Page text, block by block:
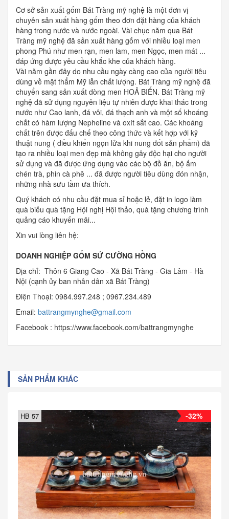
Cơ sở sản xuất gốm Bát Tràng mỹ nghệ là một đơn vị
chuyên sản xuất hàng gốm theo đơn đặt hàng của khách
hàng trong nước và nước ngoài. Vài chục năm qua Bát
Tràng mỹ nghệ đã sản xuất hàng gốm với nhiều loại men
phong Phú như men rạn, men lam, men Ngọc, men mát ...
đáp ứng được yêu cầu khắc khe của khách hàng.
Vài năm gần đây do nhu cầu ngày càng cao của người tiêu
dùng về mặt thẩm Mỹ lẫn chất lượng. Bát Tràng mỹ nghệ đã
chuyển sang sản xuất dòng men HOẢ BIẾN. Bát Tràng mỹ
nghệ đã sử dụng nguyên liệu tự nhiên được khai thác trong
nước như Cao lanh, đá vôi, đá thạch anh và một số khoáng
chất có hàm lượng Nepheline và oxít sắt cao. Các khoáng
chất trên được đấu chế theo công thức và kết hợp với kỹ
thuật nung ( điều khiển ngọn lửa khi nung đốt sản phẩm) đã
tạo ra nhiều loại men đẹp mà không gây độc hại cho người
sử dụng và đã được ứng dụng vào các bộ đồ ăn, bộ ấm
chén trà, phin cà phê ... đã được người tiêu dùng đón nhận,
những nhà sưu tầm ưa thích.
Quý khách có nhu cầu đặt mua sỉ hoặc lẻ, đặt in logo làm
quà biếu quà tặng Hội nghị Hội thảo, quà tặng chương trình
quảng cáo khuyến mãi...
Xin vui lòng liên hệ:
DOANH NGHIỆP GỐM SỨ CƯỜNG HỒNG
Địa chỉ: Thôn 6 Giang Cao - Xã Bát Tràng - Gia Lâm - Hà
Nội (cạnh ủy ban nhân dân xã Bát Tràng)
Điện Thoại: 0984.997.248 ; 0967.234.489
Email: battrangmynghe@gmail.com
Facebook : https://www.facebook.com/battrangmynghe
SẢN PHẨM KHÁC
-32%
HB 57